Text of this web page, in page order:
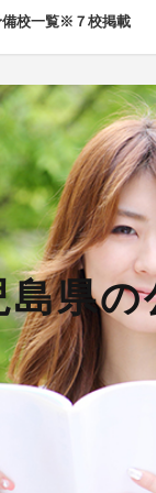
備校一覧※７校掲載
島県